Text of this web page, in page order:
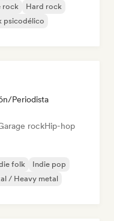
rock
Hard rock
psicodélico
Periodista
rockHip-hop
folk
Indie pop
/ Heavy metal